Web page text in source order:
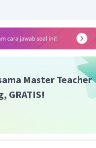
Master Teacher
GRATIS!